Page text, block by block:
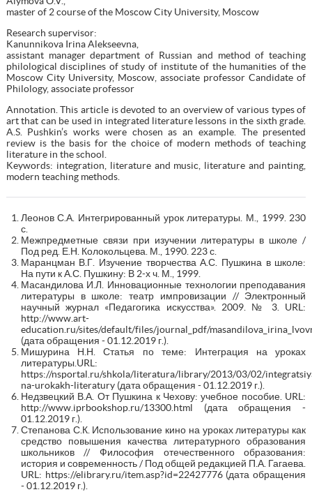
master of 2 course of the Moscow City University, Moscow
Research supervisor:
Kanunnikova Irina Alekseevna,
assistant manager department of Russian and method of teaching
philological disciplines of study of institute of the humanities of the
Moscow City University, Moscow, associate professor Candidate of
Philology, associate professor
Annotation. This article is devoted to an overview of various types of
art that can be used in integrated literature lessons in the sixth grade.
A.S. Pushkin’s works were chosen as an example. The presented
review is the basis for the choice of modern methods of teaching
literature in the school.
Keywords: integration, literature and music, literature and painting,
modern teaching methods.
Леонов С.А. Интегрированный урок литературы. М., 1999. 230
с.
Межпредметные связи при изучении литературы в школе /
Под ред. Е.Н. Колокольцева. М., 1990. 223 с.
Маранцман В.Г. Изучение творчества А.С. Пушкина в школе:
На пути к А.С. Пушкину: В 2-х ч. М., 1999.
Масандилова И.Л. Инновационные технологии преподавания
литературы в школе: театр импровизации // Электронный
научный журнал «Педагогика искусства». 2009. № 3. URL:
http://www.art-
education.ru/sites/default/files/journal_pdf/
(дата обращения - 01.12.2019 г.).
Мишурина Н.Н. Статья по теме: Интеграция на уроках
литературы.URL:
https://nsportal.ru/shkola/literatura/library/2013/03/02/
na-urokakh-literatury (дата обращения - 01.12.2019 г.).
Недзвецкий В.А. От Пушкина к Чехову: учебное пособие. URL:
http://www.iprbookshop.ru/13300.html (дата обращения -
01.12.2019 г.).
Степанова С.К. Использование кино на уроках литературы как
средство повышения качества литературного образования
школьников // Философия отечественного образования:
история и современность / Под общей редакцией П.А. Гагаева.
URL: https://elibrary.ru/item.asp?id=22427776 (дата обращения
- 01.12.2019 г.).